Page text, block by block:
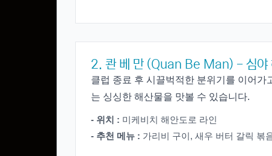
2. 콴 베 만 (Quan Be Man) - 심야
클럽 종료 후 시끌벅적한 분위기를 이어
는 싱싱한 해산물을 맛볼 수 있습니다.
- 위치 : 미케비치 해안도로 라인
- 추천 메뉴 : 가리비 구이, 새우 버터 갈릭 볶